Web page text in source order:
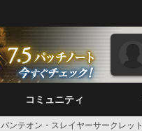
コミュニティ
パンテオン・スレイヤーサークレット